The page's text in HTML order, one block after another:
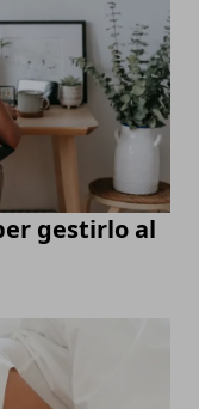
gestirlo al